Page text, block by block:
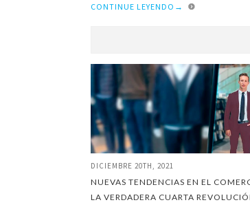
CONTINUE LEYENDO →
DICIEMBRE 20TH, 2021
NUEVAS TENDENCIAS EN EL
LA VERDADERA CUARTA